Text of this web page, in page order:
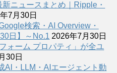
ニュースまとめ｜Ripple・
7月30日
検索・AI Overview・
日】～No.1 2026年7月30日
ォーム プロパティ」が全ユ
30日
AI・LLM・AIエージェント動